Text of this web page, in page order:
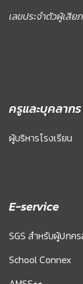
เลขประจำตัวผู้เสี
ครูและบุคลากร
ผู้บริหารโรงเรียน
E-service
SGS สำหรับผู้ปกค
School Connex